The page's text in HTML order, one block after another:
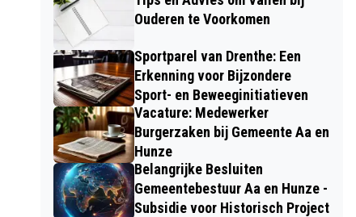
Ouderen te Voorkomen
Sportparel van Drenthe: Een
Erkenning voor Bijzondere
Sport- en Beweeginitiatieven
Vacature: Medewerker
Burgerzaken bij Gemeente Aa en
Hunze
Belangrijke Besluiten
Gemeentebestuur Aa en Hunze -
Subsidie voor Historisch Project